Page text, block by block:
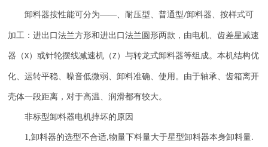
卸料器按性能可分为——、耐压型、普通型/卸料器、按样式可
加工：进出口法兰方形和进出口法兰圆形两款，由电机、齿差星减速
器（X）或针轮摆线减速机（Z）与转龙式卸料器等组成。本机结构优
化、运转平稳、噪音低微弱、卸料准确、使用。由于轴承、齿箱离开
壳体一段距离，对于高温、润滑都有较大。
非标型卸料器电机摔坏的原因
1,卸料器的选型不合适,物量下料量大于星型卸料器本身卸料量.